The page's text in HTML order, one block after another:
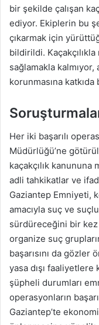
bir şekilde çalışan
ediyor. Ekiplerin bu
çıkarmak için
bildirildi.
sağlamakla
korunmasına
Her iki başarılı
Müdürlüğü’ne
kaçakçılık
adli tahkikatlar ve
Gaziantep Emniyeti,
amacıyla suç ve
sürdüreceğini bir kez
organize suç
başarısını da gözler
yasa dışı faaliyetlere
şüpheli durumları
operasyonların
Gaziantep’te